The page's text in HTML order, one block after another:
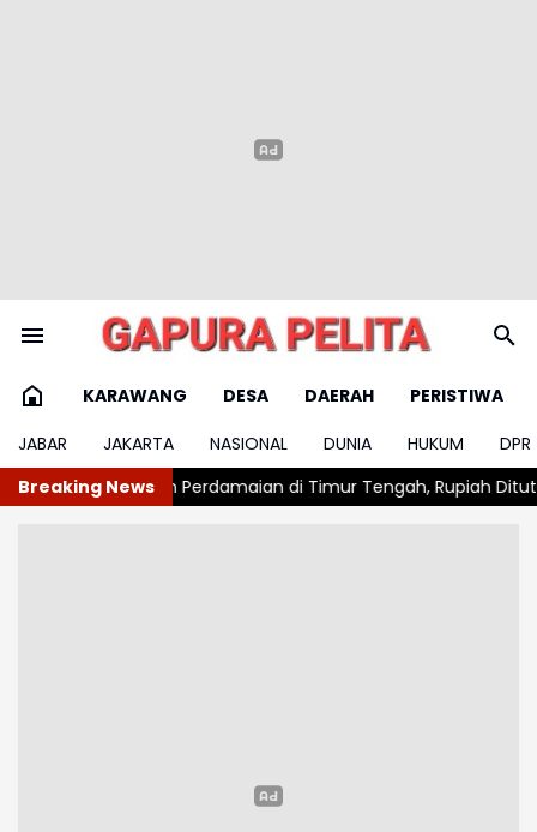
KARAWANG DESA DAERAH
PERISTIWA
JABAR
JAKARTA NASIONAL DUNIA HUKUM
DPR
Breaking News
di Timur Tengah, Rupiah Ditutup Menguat Pemerintah